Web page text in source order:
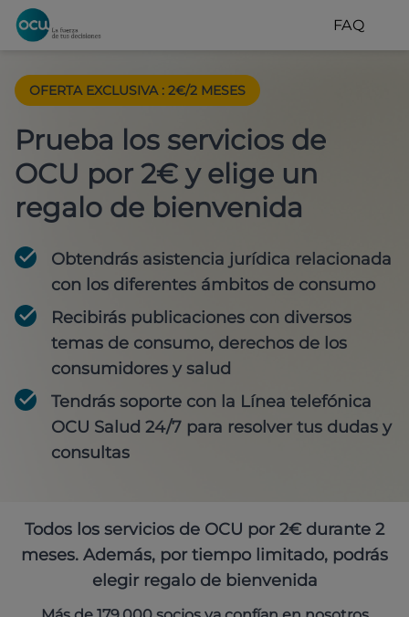
FAQ
OFERTA EXCLUSIVA : 2€/2 MESES
Prueba los servicios de
OCU por 2€ y elige un
regalo de bienvenida
Obtendrás asistencia jurídica relacionada
con los diferentes ámbitos de consumo
Recibirás publicaciones con diversos
temas de consumo, derechos de los
consumidores y salud
Tendrás soporte con la Línea telefónica
OCU Salud 24/7 para resolver tus dudas y
consultas
Todos los servicios de OCU por 2€ durante 2
meses. Además, por tiempo limitado, podrás
elegir regalo de bienvenida